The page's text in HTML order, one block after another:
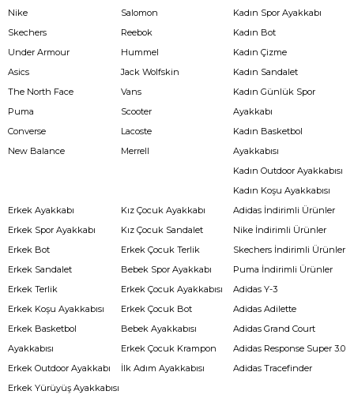
Nike
Skechers
Under Armour
Asics
The North Face
Puma
Converse
New Balance
Salomon
Reebok
Hummel
Jack Wolfskin
Vans
Scooter
Lacoste
Merrell
Kadın Spor Ayakkabı
Kadın Bot
Kadın Çizme
Kadın Sandalet
Kadın Günlük Spor
Ayakkabı
Kadın Basketbol
Ayakkabısı
Kadın Outdoor Ayakkabısı
Kadın Koşu Ayakkabısı
Erkek Ayakkabı
Erkek Spor Ayakkabı
Erkek Bot
Erkek Sandalet
Erkek Terlik
Erkek Koşu Ayakkabısı
Erkek Basketbol
Ayakkabısı
Erkek Outdoor Ayakkabı
Erkek Yürüyüş Ayakkabısı
Kız Çocuk Ayakkabı
Kız Çocuk Sandalet
Erkek Çocuk Terlik
Bebek Spor Ayakkabı
Erkek Çocuk Ayakkabısı
Erkek Çocuk Bot
Bebek Ayakkabısı
Erkek Çocuk Krampon
İlk Adım Ayakkabısı
Adidas İndirimli Ürünler
Nike İndirimli Ürünler
Skechers İndirimli Ürünler
Puma İndirimli Ürünler
Adidas Y-3
Adidas Adilette
Adidas Grand Court
Adidas Response Super 3.0
Adidas Tracefinder